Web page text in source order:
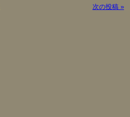
次の投稿 »